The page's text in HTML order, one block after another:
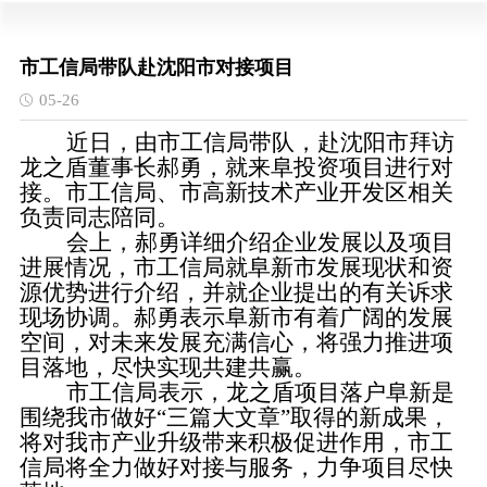
市工信局带队赴沈阳市对接项目
05-26
近日，由市工信局带队，赴沈阳市拜访
龙之盾董事长郝勇，就来阜投资项目进行对
接。市工信局、市高新技术产业开发区相关
负责同志陪同。
会上，郝勇详细介绍企业发展以及项目
进展情况，市工信局就阜新市发展现状和资
源优势进行介绍，并就企业提出的有关诉求
现场协调。郝勇表示阜新市有着广阔的发展
空间，对未来发展充满信心，将强力推进项
目落地，尽快实现共建共赢。
市工信局表示，龙之盾项目落户阜新是
围绕我市做好“三篇大文章”取得的新成果，
将对我市产业升级带来积极促进作用，市工
信局将全力做好对接与服务，力争项目尽快